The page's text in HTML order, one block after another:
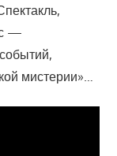
—
мистерии»…